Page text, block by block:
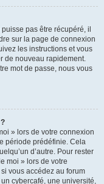
pas être récupéré, il
sur la page de connexion
les instructions et vous
de nouveau rapidement.
mot de passe, nous vous
» lors de votre connexion
période prédéfinie. Cela
d’autre. Pour rester
moi » lors de votre
vous accédez au forum
cybercafé, une université,